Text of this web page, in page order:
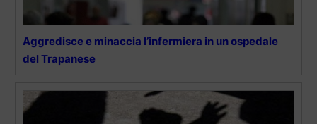
Aggredisce e minaccia l’infermiera in un ospedale
del Trapanese